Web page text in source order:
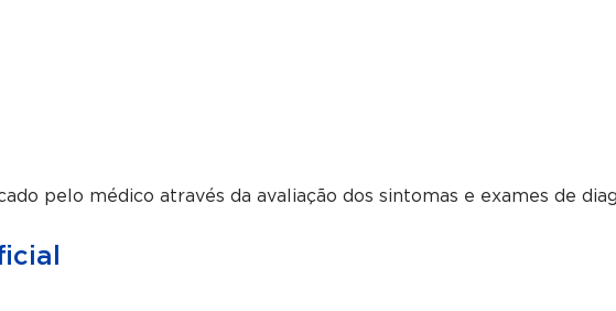
pelo médico através da avaliação dos sintomas e exames de